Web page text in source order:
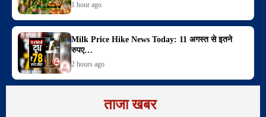
1 hour ago
Milk Price Hike News Today: 11 अगस्त से इतने
रुपए…
2 hours ago
ताजा खबर